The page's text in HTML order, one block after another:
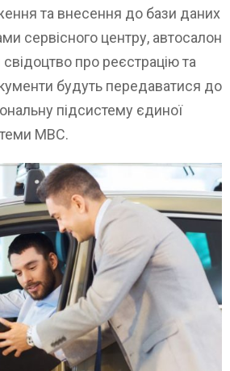
та внесення до бази даних
сервісного центру, автосалон
про реєстрацію та
будуть передаватися до
підсистему єдиної
МВС.